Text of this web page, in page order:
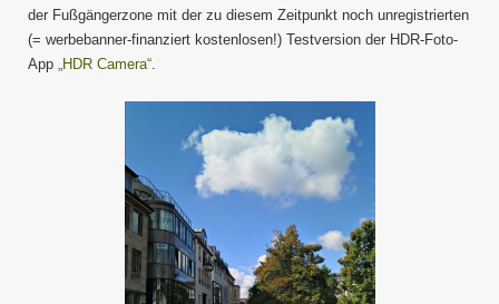
der Fußgängerzone mit der zu diesem Zeitpunkt noch unregistrierten
(= werbebanner-finanziert kostenlosen!) Testversion der HDR-Foto-
App
„HDR Camera“